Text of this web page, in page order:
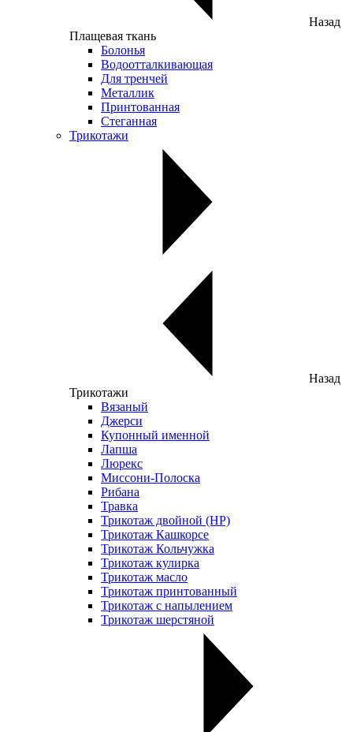
Назад
Плащевая ткань
Болонья
Водоотталкивающая
Для тренчей
Металлик
Принтованная
Стеганная
Трикотажи
Назад
Трикотажи
Вязаный
Джерси
Купонный именной
Лапша
Люрекс
Миссони-Полоска
Рибана
Травка
Трикотаж двойной (НР)
Трикотаж Кашкорсе
Трикотаж Кольчужка
Трикотаж кулирка
Трикотаж масло
Трикотаж принтованный
Трикотаж с напылением
Трикотаж шерстяной